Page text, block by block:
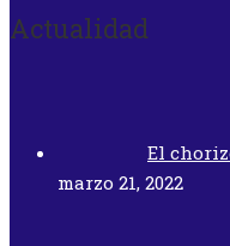
Actualidad
El
marzo 21, 2022